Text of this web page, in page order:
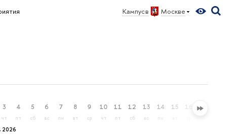
Кампус в Москве
2026
3
чт
4
пт
5
сб
6
вс
7
пн
8
вт
9
ср
10
чт
11
пт
12
сб
13
вс
14 15 16 17